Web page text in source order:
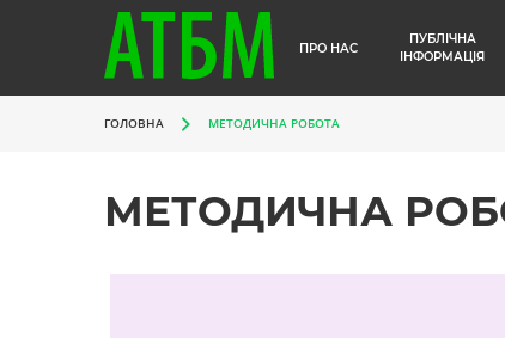
ПРО НАС
ПУБЛІЧНА
ІНФОРМАЦІЯ
ГОЛОВНА МЕТОДИЧНА РОБОТА
МЕТОДИЧНА